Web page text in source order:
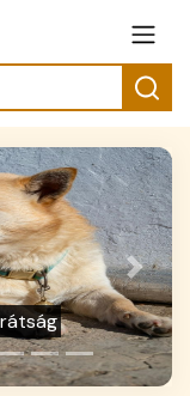
és
Next